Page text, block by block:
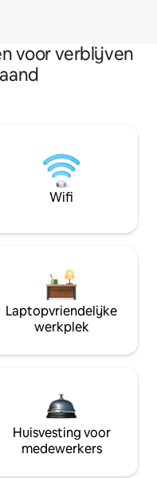
voor verblijven
Wifi
Laptopvriendelijke
werkplek
Huisvesting voor
medewerkers